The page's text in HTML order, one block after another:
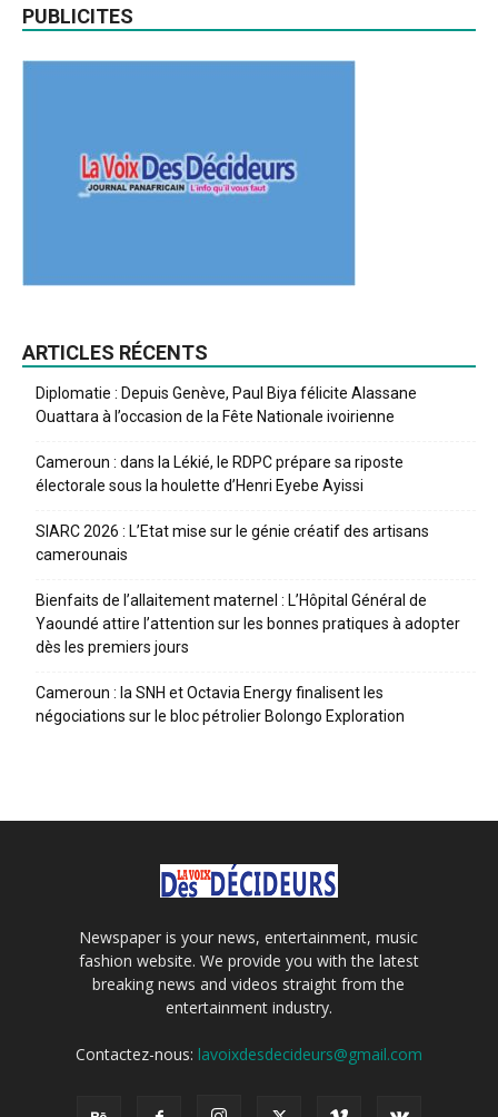
PUBLICITES
ARTICLES RÉCENTS
Diplomatie : Depuis Genève, Paul Biya félicite Alassane
Ouattara à l’occasion de la Fête Nationale ivoirienne
Cameroun : dans la Lékié, le RDPC prépare sa riposte
électorale sous la houlette d’Henri Eyebe Ayissi
SIARC 2026 : L’Etat mise sur le génie créatif des artisans
camerounais
Bienfaits de l’allaitement maternel : L’Hôpital Général de
Yaoundé attire l’attention sur les bonnes pratiques à adopter
dès les premiers jours
Cameroun : la SNH et Octavia Energy finalisent les
négociations sur le bloc pétrolier Bolongo Exploration
Newspaper is your news, entertainment, music
fashion website. We provide you with the latest
breaking news and videos straight from the
entertainment industry.
Contactez-nous: lavoixdesdecideurs@gmail.com